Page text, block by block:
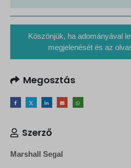
Köszönjük, ha adományával
megjelenését és az
Megosztás
Szerző
Marshall Segal